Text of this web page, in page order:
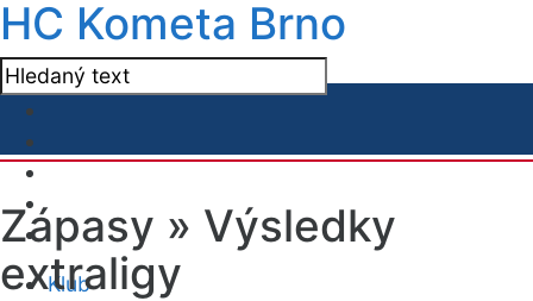
HC Kometa Brno
Klub
Zápasy » Výsledky
extraligy